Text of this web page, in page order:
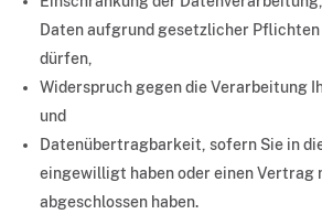
Daten aufgrund gesetzlicher
dürfen,
Widerspruch gegen die Verarbeitung
und
Datenübertragbarkeit, sofern Sie in
eingewilligt haben oder einen Vertrag
abgeschlossen haben.